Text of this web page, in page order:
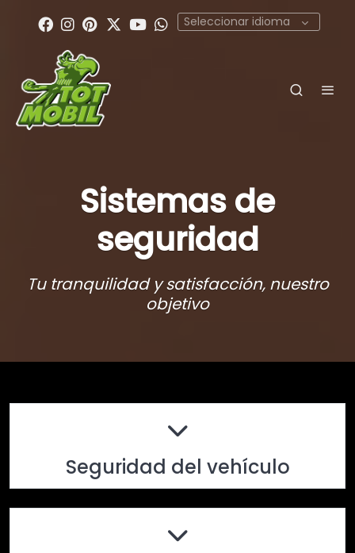
Seleccionar idioma
Sistemas de
seguridad
Tu tranquilidad y satisfacción, nuestro
objetivo
Seguridad del vehículo